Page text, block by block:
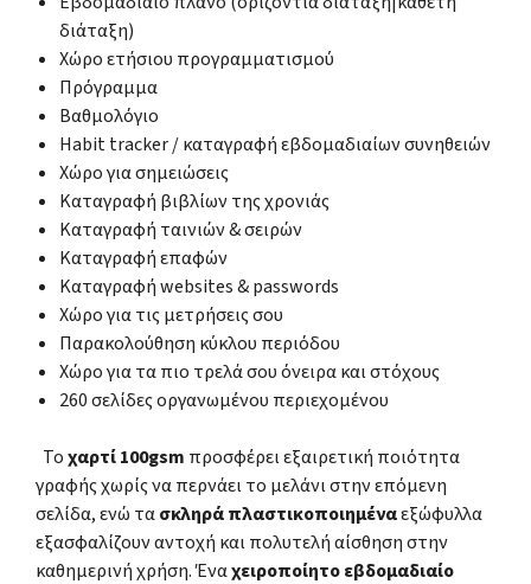
διάταξη)
Χώρο ετήσιου προγραμματισμού
Πρόγραμμα
Βαθμολόγιο
Habit tracker / καταγραφή εβδομαδιαίων συνηθειών
Χώρο για σημειώσεις
Καταγραφή βιβλίων της χρονιάς
Καταγραφή ταινιών & σειρών
Καταγραφή επαφών
Καταγραφή websites & passwords
Χώρο για τις μετρήσεις σου
Παρακολούθηση κύκλου περιόδου
Χώρο για τα πιο τρελά σου όνειρα και στόχους
260 σελίδες οργανωμένου περιεχομένου
Τοχαρτί 100gsm προσφέρει εξαιρετική ποιότητα
γραφής χωρίς να περνάει το μελάνι στην επόμενη
σελίδα, ενώ τασκληρά πλαστικοποιημέναεξώφυλλα
εξασφαλίζουν αντοχή και πολυτελή αίσθηση στην
καθημερινή χρήση. Έναχειροποίητο εβδομαδιαίο